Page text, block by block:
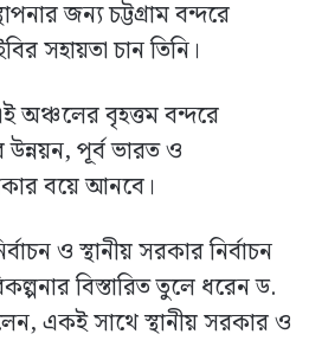
জন্য চট্টগ্রাম বন্দরে
সহায়তা চান তিনি।
অঞ্চলের বৃহত্তম বন্দরে
উন্নয়ন, পূর্ব ভারত ও
বয়ে আনবে।
ও স্থানীয় সরকার নির্বাচন
বিস্তারিত তুলে ধরেন ড.
একই সাথে স্থানীয় সরকার ও